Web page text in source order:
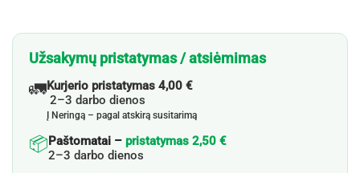
Užsakymų pristatymas / atsiėmimas
🚛Kurjerio pristatymas 4,00 €
2–3 darbo dienos
Į Neringą – pagal atskirą susitarimą
📦Paštomatai – pristatymas 2,50 €
2–3 darbo dienos